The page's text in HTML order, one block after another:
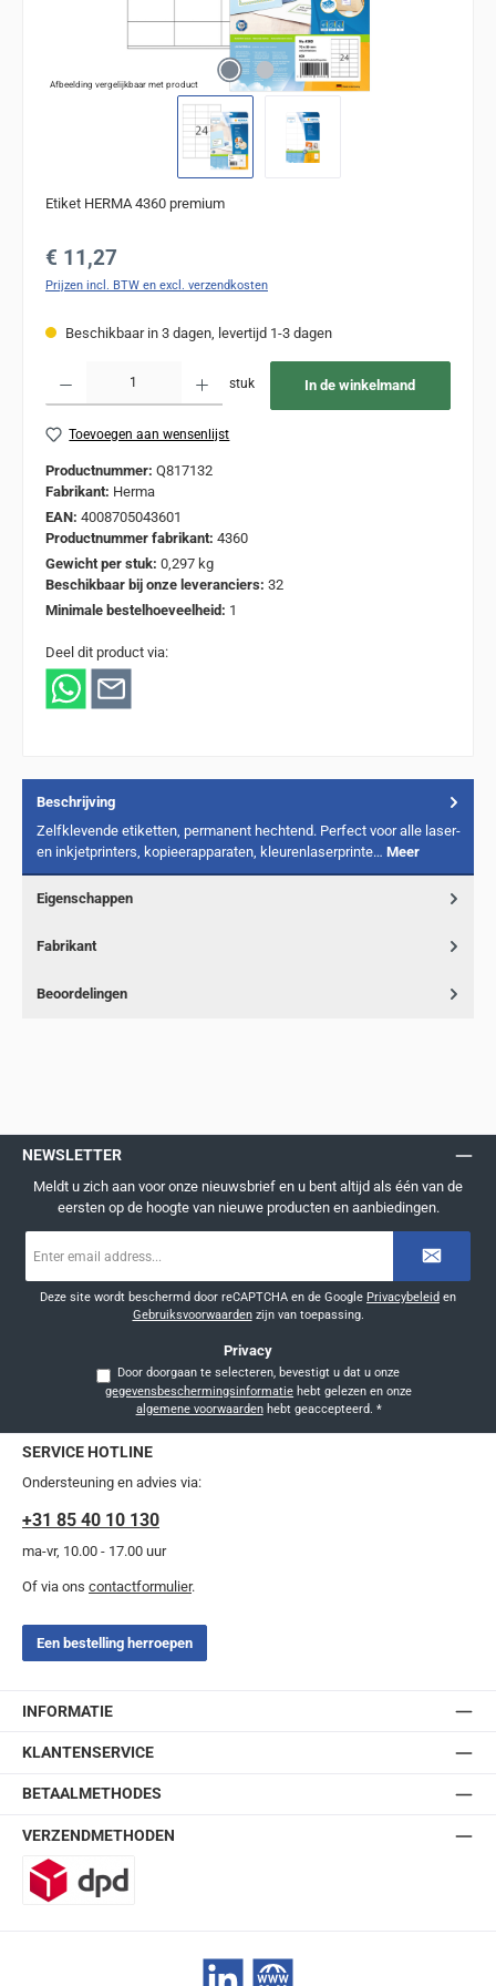
Afbeelding vergelijkbaar met product
Etiket HERMA 4360 premium
Normale prijs:
€ 11,27
Prijzen incl. BTW en excl. verzendkosten
Beschikbaar in 3 dagen, levertijd 1-3 dagen
stuk In de winkelmand
Toevoegen aan wensenlijst
Productnummer: Q817132
Fabrikant: Herma
EAN: 4008705043601
Productnummer fabrikant: 4360
Gewicht per stuk: 0,297 kg
Beschikbaar bij onze leveranciers: 32
Minimale bestelhoeveelheid: 1
Deel dit product via:
Beschrijving
Zelfklevende etiketten, permanent hechtend. Perfect voor alle laser-
en inkjetprinters, kopieerapparaten, kleurenlaserprinte… Meer
Eigenschappen
Fabrikant
Beoordelingen
NEWSLETTER
Meldt u zich aan voor onze nieuwsbrief en u bent altijd als één van de
eersten op de hoogte van nieuwe producten en aanbiedingen.
mailadres
Deze site wordt beschermd door reCAPTCHA en de Google Privacybeleid en
Gebruiksvoorwaardenzijn van toepassing.
Privacy
Door doorgaan te selecteren, bevestigt u dat u onze
gegevensbeschermingsinformatie
algemene voorwaardenhebt geaccepteerd. *
SERVICE HOTLINE
Ondersteuning en advies via:
+31 85 40 10 130
ma-vr, 10.00 - 17.00 uur
Of via ons contactformulier.
Een bestelling herroepen
INFORMATIE
KLANTENSERVICE
BETAALMETHODES
VERZENDMETHODEN